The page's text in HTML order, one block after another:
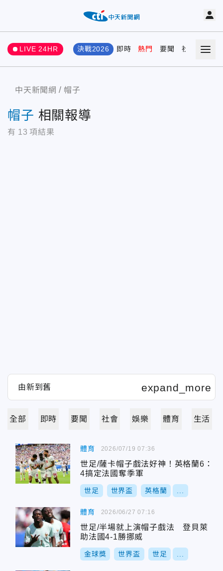
LIVE 24HR 決戰2026 即時 熱門 要聞 社會 娛樂
中天新聞網 帽子
帽子 相關報導
有 13 項結果
全部 即時 要聞 社會 娛樂 體育 生活
體育
世足/薩卡帽子戲法好神！英格蘭6：
4搞定法國奪季軍
世足 世界盃 英格蘭
2026/07/19 07:36
體育
世足/半場就上演帽子戲法 登貝萊
助法國4-1勝挪威
金球獎 世界盃 世足
2026/06/27 07:16